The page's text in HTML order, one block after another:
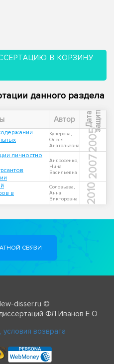
В КОРЗИНУ
данного раздела
Автор Д
а
т
а
з
а
щ
и
т ы
Кучерова,
Олеся
Анатольевна
2005
личностно
Андросенко,
Нина
Васильевна
2007
в
Соловьева,
Анна
Викторовна
2010
СВЯЗИ
disser.ru ©
ФЛ Иванов Е О
условия возврата